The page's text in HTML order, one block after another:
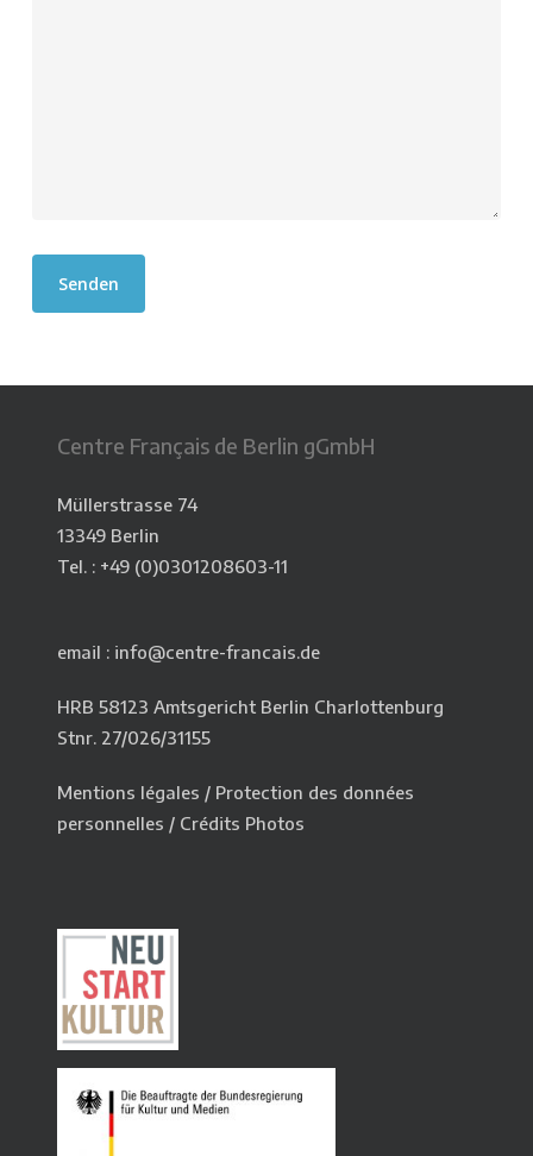
Centre Français de Berlin gGmbH
Müllerstrasse 74
13349 Berlin
Tel. : +49 (0)0301208603-11
email : info@centre-francais.de
HRB 58123 Amtsgericht Berlin Charlottenburg
Stnr. 27/026/31155
Mentions légales / Protection des données
personnelles / Crédits Photos